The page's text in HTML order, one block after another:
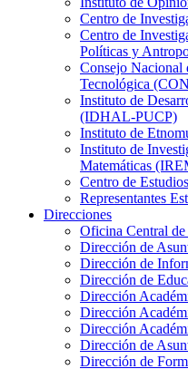
Centro de
Centro de
Políticas y
Consejo Nacional
Tecnológica
Instituto de
(IDHAL-PUCP)
Instituto de
Instituto de
Matemáticas
Centro de
Representantes
Direcciones
Oficina Central
Dirección de
Dirección de
Dirección de
Dirección
Dirección
Dirección
Dirección de
Dirección de